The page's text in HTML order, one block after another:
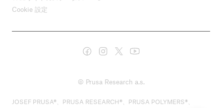
Cookie 設定
© Prusa Research a.s.
JOSEF PRUSA®、PRUSA RESEARCH®、PRUSA POLYMERS®、